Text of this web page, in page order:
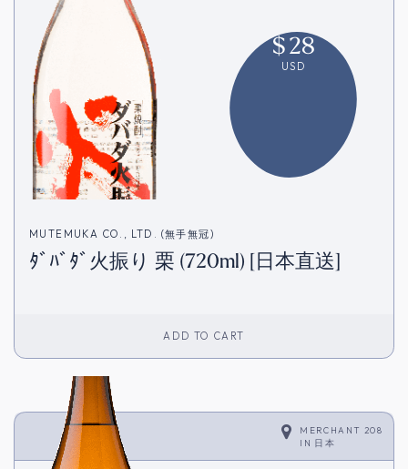
$28
USD
MUTEMUKA CO., LTD. (無手無冠)
ﾀﾞﾊﾞﾀﾞ火振り 栗 (720ml) [日本直送]
ADD TO CART
MERCHANT 208
IN 日本